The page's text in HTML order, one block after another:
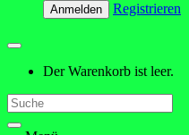
Anmelden Registrieren
Der Warenkorb ist leer.